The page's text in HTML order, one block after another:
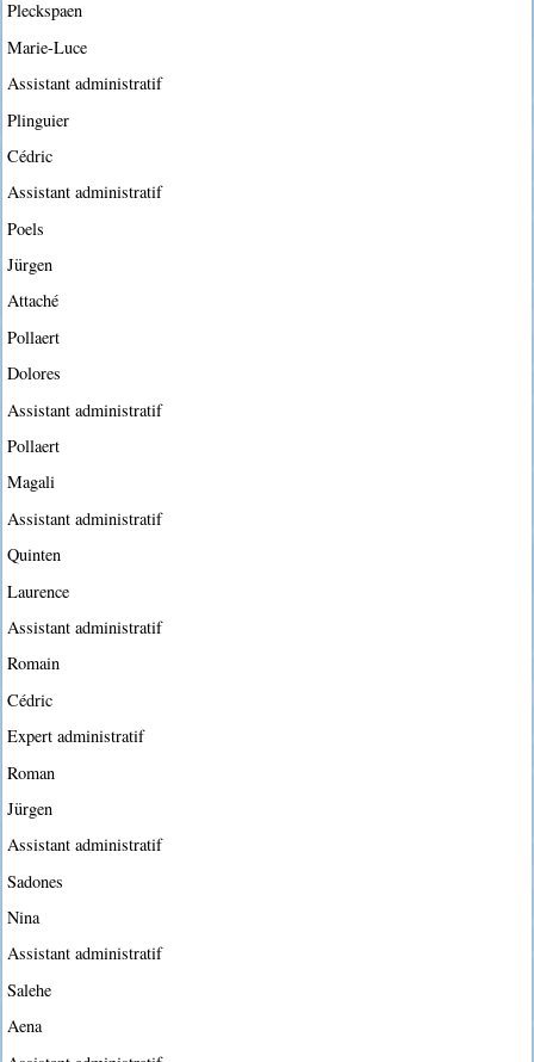
Pleckspaen
Marie-Luce
Assistant administratif
Plinguier
Cédric
Assistant administratif
Poels
Jürgen
Attaché
Pollaert
Dolores
Assistant administratif
Pollaert
Magali
Assistant administratif
Quinten
Laurence
Assistant administratif
Romain
Cédric
Expert administratif
Roman
Jürgen
Assistant administratif
Sadones
Nina
Assistant administratif
Salehe
Aena